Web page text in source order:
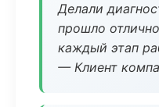
Делали
прошло
каждый этап
— Клиент